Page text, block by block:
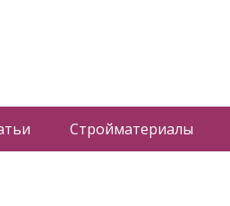
Стройматериалы